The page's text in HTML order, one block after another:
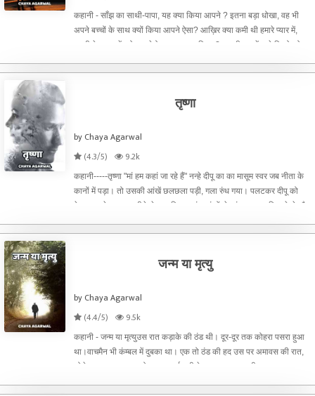
कहानी - साँझ का साथी-पापा, यह क्या किया आपने ? इतना बड़ा धोखा, वह भी
अपने बच्चों के साथ क्यों किया आपने ऐसा? आख़िर क्या कमी थी हमारे प्यार में,
हमारी देखभाल में, जो आपने ऐसा कदम उठा लिया ? एक ही पल में सारे रिश्तो को
तृष्णा
by Chaya Agarwal
(4.3/5)
9.2k
कहानी-----तृष्णा "मां हम कहां जा रहे हैं" नन्हे दीपू का का मासूम स्वर जब नीता के
कानों में पड़ा। तो उसकी आंखें छलछला पड़ी, गला रुंध गया। पलटकर दीपू को
देखा झट से उठा कर सीने से लगा लिया। बंद आंखों से आंसू टप-टप गिर रहे थे और
जन्म या मृत्यु
by Chaya Agarwal
(4.4/5)
9.5k
कहानी - जन्म या मृत्युउस रात कड़ाके की ठंड थी। दूर-दूर तक कोहरा पसरा हुआ
था।वाचमैन भी कंम्बल में दुबका था। एक तो ठंड की हद उस पर अमावस की रात,
सोने पर सुहागा। हाथ को हाथ सुझाई नही दे रहा था। एक अजीब सा सन्नाटा था।